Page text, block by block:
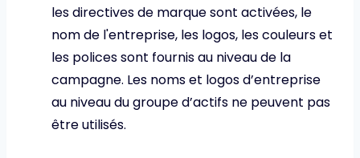
les directives de marque sont activées, le
nom de l'entreprise, les logos, les couleurs et
les polices sont fournis au niveau de la
campagne. Les noms et logos d’entreprise
au niveau du groupe d’actifs ne peuvent pas
être utilisés.